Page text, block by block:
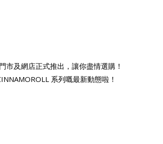
市及網店正式推出，讓你盡情選購！
系列嘅最新動態啦！